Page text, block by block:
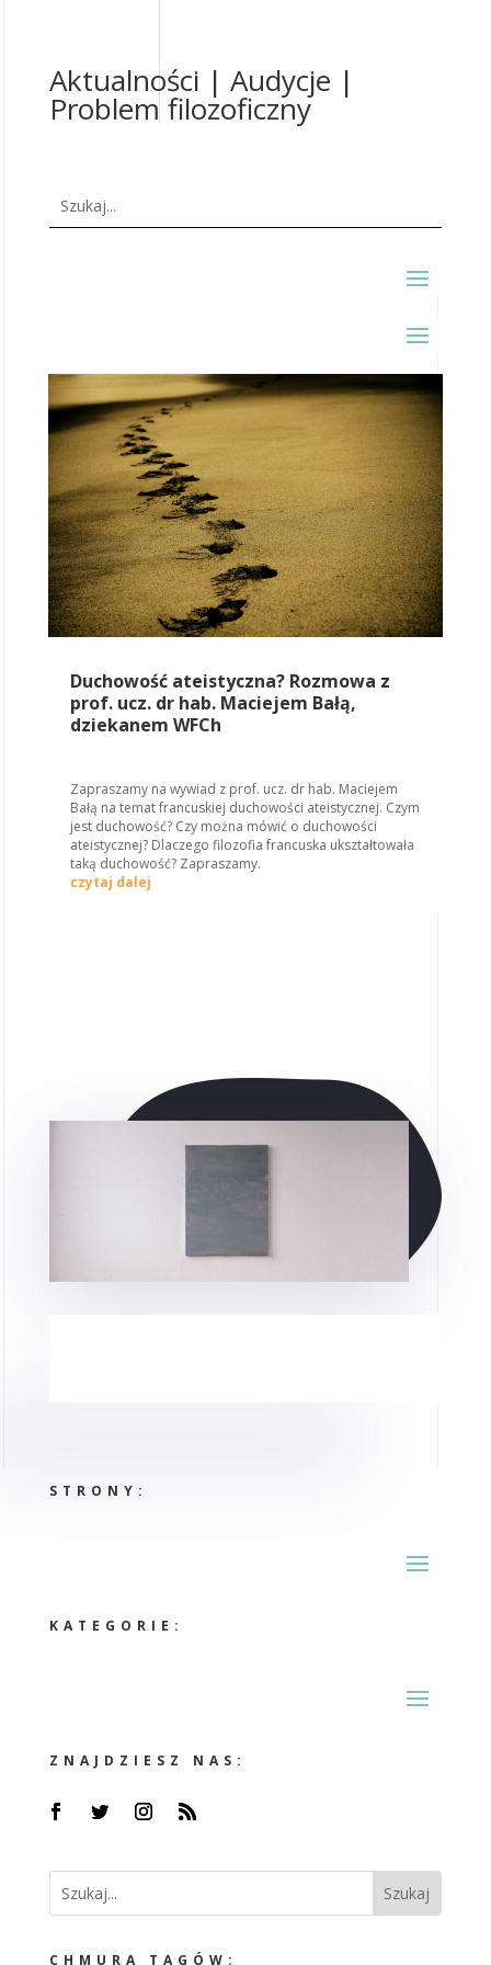
Aktualności | Audycje |
Problem filozoficzny
Duchowość ateistyczna? Rozmowa z
prof. ucz. dr hab. Maciejem Bałą,
dziekanem WFCh
Zapraszamy na wywiad z prof. ucz. dr hab. Maciejem
Bałą na temat francuskiej duchowości ateistycznej. Czym
jest duchowość? Czy można mówić o duchowości
ateistycznej? Dlaczego filozofia francuska ukształtowała
taką duchowość? Zapraszamy.
czytaj dalej
STRONY:
KATEGORIE:
ZNAJDZIESZ NAS:
CHMURA TAGÓW: